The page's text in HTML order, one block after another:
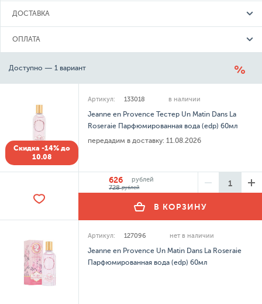
ДОСТАВКА
ОПЛАТА
Доступно — 1 вариант
Скидка -14% до
10.08
Артикул: 133018 в наличии
Jeanne en Provence Тестер Un Matin Dans La
Roseraie Парфюмированная вода (edp) 60мл
передадим в доставку: 11.08.2026
626
рублей
728рублей
В КОРЗИНУ
Артикул: 127096 нет в наличии
Jeanne en Provence Un Matin Dans La Roseraie
Парфюмированная вода (edp) 60мл